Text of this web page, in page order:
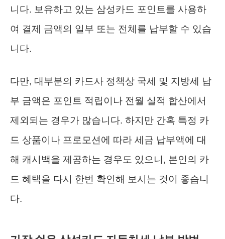
니다. 보유하고 있는 삼성카드 포인트를 사용하
여 결제 금액의 일부 또는 전체를 납부할 수 있습
니다.
다만, 대부분의 카드사 정책상 국세 및 지방세 납
부 금액은 포인트 적립이나 전월 실적 합산에서
제외되는 경우가 많습니다. 하지만 간혹 특정 카
드 상품이나 프로모션에 따라 세금 납부액에 대
해 캐시백을 제공하는 경우도 있으니, 본인의 카
드 혜택을 다시 한번 확인해 보시는 것이 좋습니
다.